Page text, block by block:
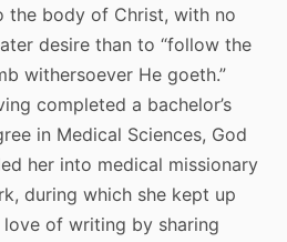
the body of Christ, with no
desire than to “follow the
withersoever He goeth.”
completed a bachelor’s
in Medical Sciences, God
her into medical missionary
during which she kept up
love of writing by sharing